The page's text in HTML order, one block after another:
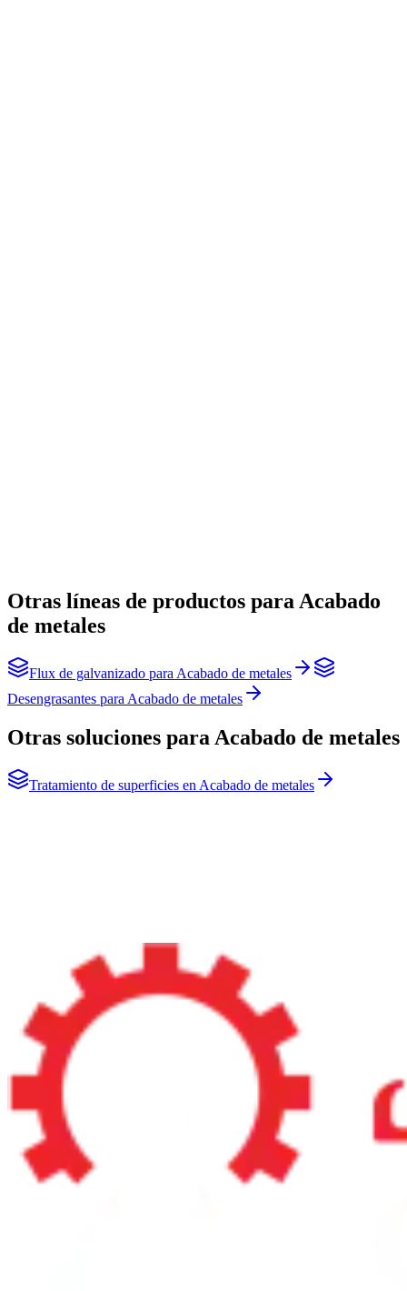
Otras líneas de productos para Acabado
de metales
Flux de galvanizado para Acabado de metales
Desengrasantes para Acabado de metales
Otras soluciones para Acabado de metales
Tratamiento de superficies en Acabado de metales